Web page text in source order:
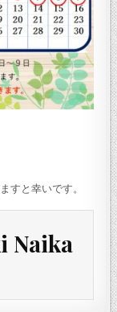
すと幸いです。
Naika